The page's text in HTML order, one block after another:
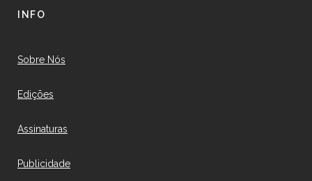
INFO
Sobre Nós
Edições
Assinaturas
Publicidade